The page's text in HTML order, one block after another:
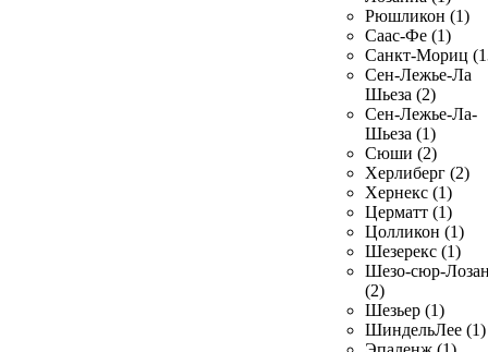
Рюшликон (1)
Саас-Фе (1)
Санкт-Мориц
Сен-Лежье-Ла
Шьеза (2)
Сен-Лежье-Ла-
Шьеза (1)
Сюши (2)
Херлиберг (2)
Хернекс (1)
Церматт (1)
Цолликон (1)
Шезерекс (1)
Шезо-сюр-
(2)
Шезьер (1)
ШиндельЛее (1)